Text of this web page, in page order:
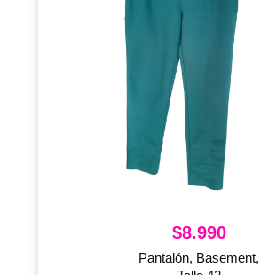
$8.990
Pantalón, Basement,